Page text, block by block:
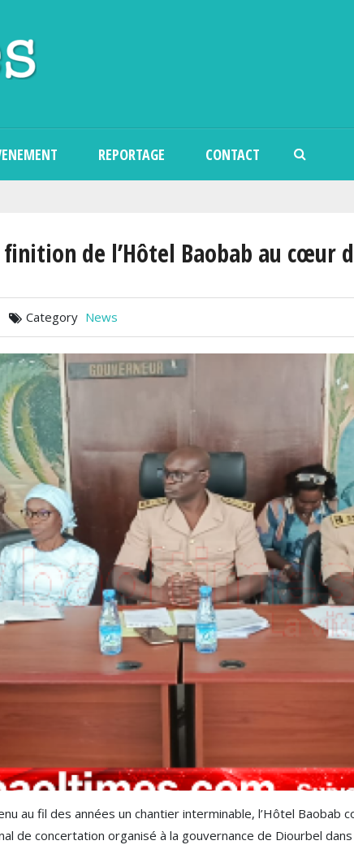
REPORTAGE CONTACT
de l’Hôtel Baobab au cœur
Category News
au fil des années un chantier interminable, l’Hôtel
de concertation organisé à la gouvernance de Diourbel